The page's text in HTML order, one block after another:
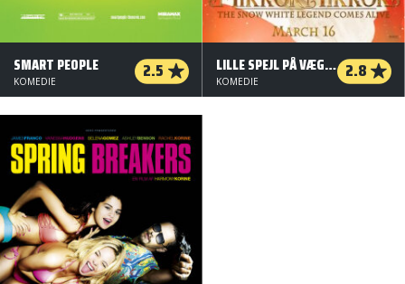
SMART PEOPLE 2.5
KOMEDIE
LILLE SPEJL PÅ VÆGGEN DER - EVENTYRET OM SNEHVIDE - ORG. VERSION 2.8
KOMEDIE